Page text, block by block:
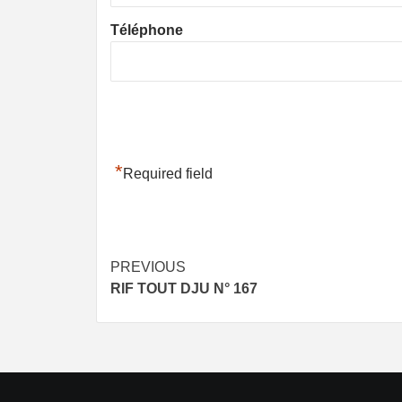
Téléphone
*Required field
Post
navigation
PREVIOUS
RIF TOUT DJU N° 167